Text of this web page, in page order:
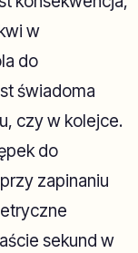
w
do
świadoma
czy w kolejce.
do
zapinaniu
sekund w